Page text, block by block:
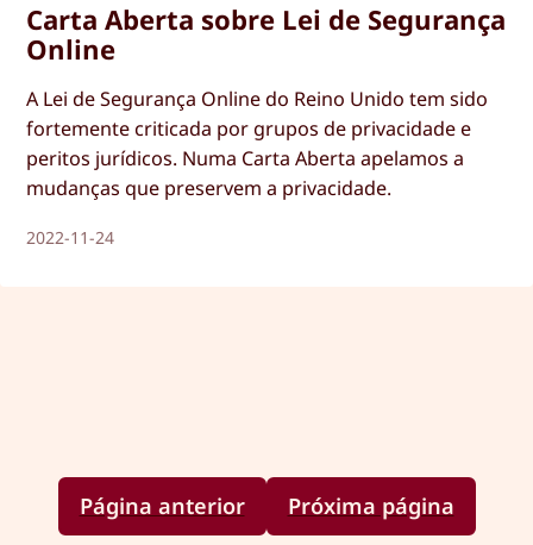
Carta Aberta sobre Lei de Segurança
Online
A Lei de Segurança Online do Reino Unido tem sido
fortemente criticada por grupos de privacidade e
peritos jurídicos. Numa Carta Aberta apelamos a
mudanças que preservem a privacidade.
2022-11-24
Página anterior Próxima página